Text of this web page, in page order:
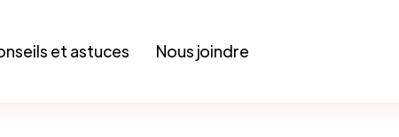
et astuces Nous joindre